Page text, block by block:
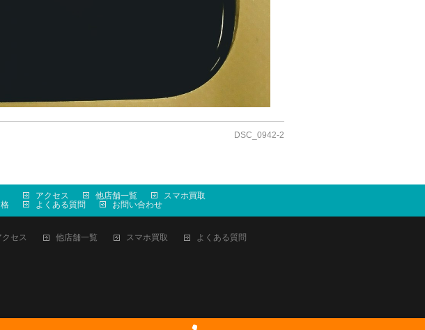
DSC_0942-2
アクセス 他店舗一覧
スマホ買取
よくある質問
お問い合わせ
クセス 他店舗一覧 スマホ買取 よくある質問